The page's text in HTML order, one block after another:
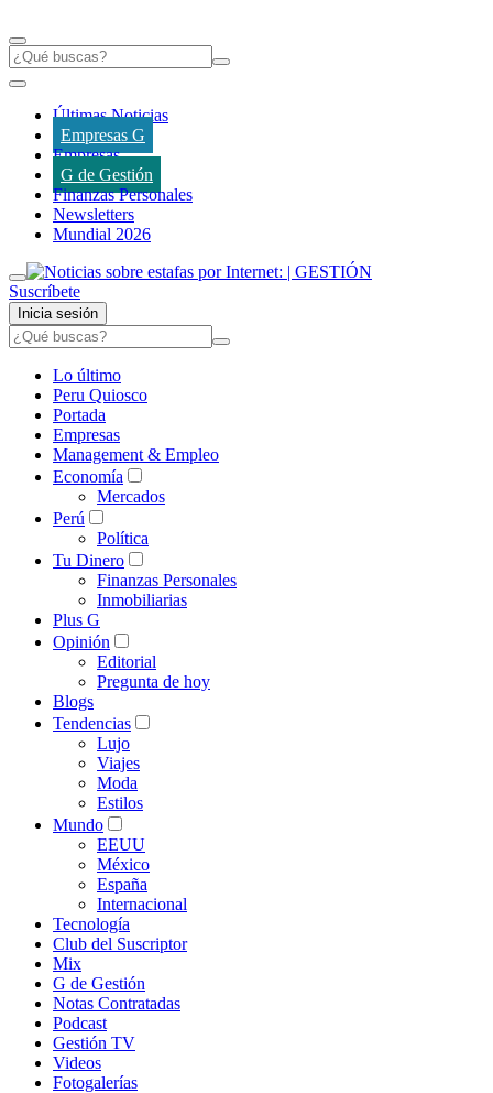
Últimas Noticias
Empresas G
Empresas
G de Gestión
Finanzas Personales
Newsletters
Mundial 2026
Suscríbete
Inicia sesión
Lo último
Peru Quiosco
Portada
Empresas
Management & Empleo
Economía
Mercados
Perú
Política
Tu Dinero
Finanzas Personales
Inmobiliarias
Plus G
Opinión
Editorial
Pregunta de hoy
Blogs
Tendencias
Lujo
Viajes
Moda
Estilos
Mundo
EEUU
México
España
Internacional
Tecnología
Club del Suscriptor
Mix
G de Gestión
Notas Contratadas
Podcast
Gestión TV
Videos
Fotogalerías